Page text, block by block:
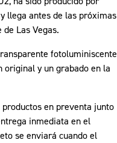
llega antes de las próximas
Las Vegas.
fotoluminiscente
original y un grabado en la
en preventa junto
inmediata en el
se enviará cuando el